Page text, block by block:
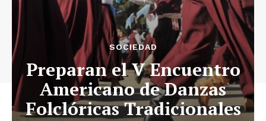
SOCIEDAD
Preparan el V Encuentro
Americano de Danzas
Folclóricas Tradicionales